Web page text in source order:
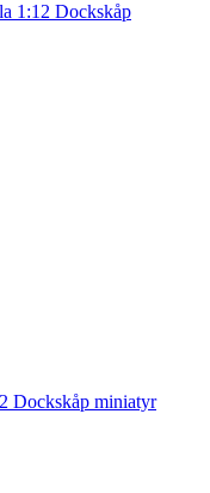
1:12 Dockskåp
Dockskåp miniatyr